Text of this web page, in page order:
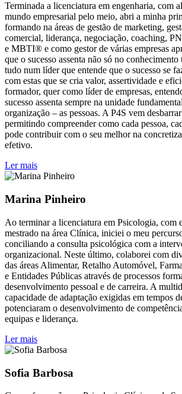
Terminada a licenciatura em engenharia, com
mundo empresarial pelo meio, abri a minha
formando na áreas de gestão de marketing,
comercial, liderança, negociação, coaching,
e MBTI® e como gestor de várias empresas
que o sucesso assenta não só no
tudo num líder que entende que o sucesso se
com estas que se cria valor, assertividade e
formador, quer como líder de empresas,
sucesso assenta sempre na unidade
organização – as pessoas. A P4S vem
permitindo compreender como cada pessoa,
pode contribuir com o seu melhor na
efetivo.
Ler mais
Marina Pinheiro
Ao terminar a licenciatura em Psicologia, com
mestrado na área Clínica, iniciei o meu
conciliando a consulta psicológica com a
organizacional. Neste último, colaborei com
das áreas Alimentar, Retalho Automóvel,
e Entidades Públicas através de processos
desenvolvimento pessoal e de carreira. A
capacidade de adaptação exigidas em tempos
potenciaram o desenvolvimento de
equipas e liderança.
Ler mais
Sofia Barbosa